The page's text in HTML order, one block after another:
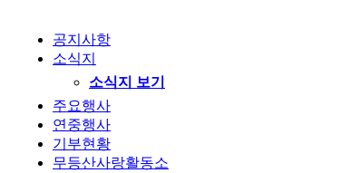
공지사항
소식지
소식지 보기
주요행사
연중행사
기부현황
무등산사랑활동소